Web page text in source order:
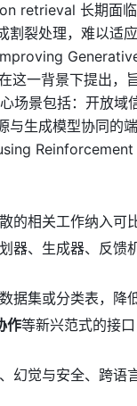
retrieval 长期面
裂处理，难以适
一背景下提出，
场景包括：开放域
生成模型协同的
的相关工作纳入可
器、生成器、反
据集或分类表，降
作等新兴范式的接
幻觉与安全、跨语